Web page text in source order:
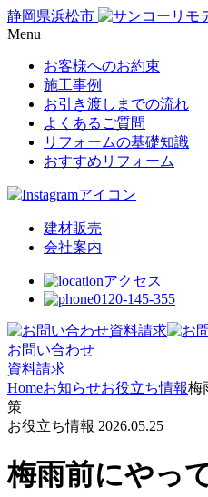
静岡県浜松市
Menu
お客様へのお約束
施工事例
お引き渡しまでの流れ
よくあるご質問
リフォームの基礎知識
おすすめリフォーム
建材販売
会社案内
アクセス
0120-145-355
お問い合わせ
資料請求
Homeお知らせお役立ち情報梅
策
お役立ち情報 2026.05.25
梅雨前にやっ